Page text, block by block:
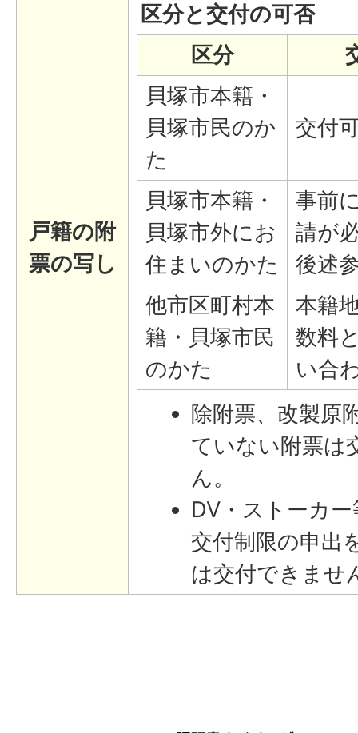
戸籍の附
票の写し
区分と交付の可否
区分
貝塚市本籍・
貝塚市民のか
た
交付
貝塚市本籍・
貝塚市外にお
住まいのかた
事前
請が
後述
他市区町村本
籍・貝塚市民
のかた
本籍
数料
い合
除附票、改製原
ていない附票は
ん。
DV・ストーカ
交付制限の申出
は交付できませ